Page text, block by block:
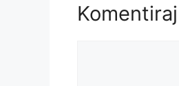
Komentiraj